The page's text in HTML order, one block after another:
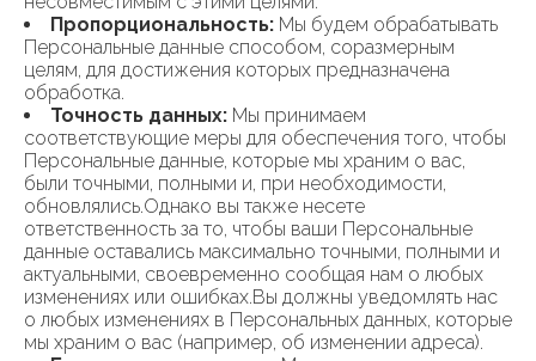
Пропорциональность: Мы будем обрабатывать
Персональные данные способом, соразмерным
целям, для достижения которых предназначена
обработка.
Точность данных: Мы принимаем
соответствующие меры для обеспечения того, чтобы
Персональные данные, которые мы храним о вас,
были точными, полными и, при необходимости,
обновлялись.Однако вы также несете
ответственность за то, чтобы ваши Персональные
данные оставались максимально точными, полными и
актуальными, своевременно сообщая нам о любых
изменениях или ошибках.Вы должны уведомлять нас
о любых изменениях в Персональных данных, которые
мы храним о вас (например, об изменении адреса).